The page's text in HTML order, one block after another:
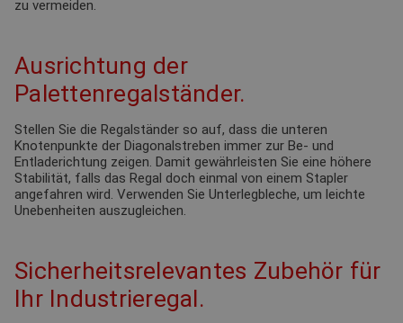
zu vermeiden.
Ausrichtung der
Palettenregalständer.
Stellen Sie die Regalständer so auf, dass die unteren
Knotenpunkte der Diagonalstreben immer zur Be- und
Entladerichtung zeigen. Damit gewährleisten Sie eine höhere
Stabilität, falls das Regal doch einmal von einem Stapler
angefahren wird. Verwenden Sie Unterlegbleche, um leichte
Unebenheiten auszugleichen.
Sicherheitsrelevantes Zubehör für
Ihr Industrieregal.